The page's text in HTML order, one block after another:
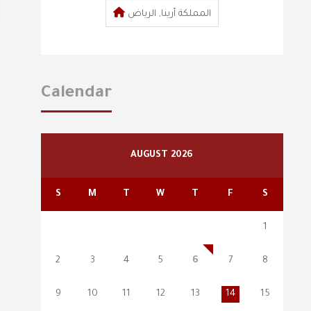
المملكة أرينا, الرياض
Calendar
AUGUST 2026
S M T W T F S
1
2 3 4 5 6 7 8
9 10 11 12 13 14 15